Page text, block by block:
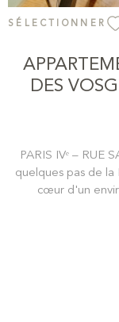
SÉLECTIONNER
DES
PARIS IVᵉ – RUE
quelques pas de la
cœur d'un
immeuble
exposition plein